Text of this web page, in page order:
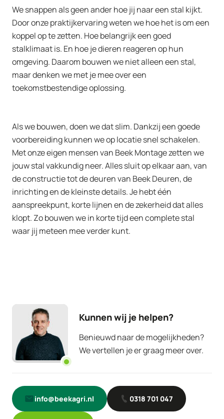
We snappen als geen ander hoe jij naar een stal kijkt.
Door onze praktijkervaring weten we hoe het is om een
koppel op te zetten. Hoe belangrijk een goed
stalklimaat is. En hoe je dieren reageren op hun
omgeving. Daarom bouwen we niet alleen een stal,
maar denken we met je mee over een
toekomstbestendige oplossing.
Als we bouwen, doen we dat slim. Dankzij een goede
voorbereiding kunnen we op locatie snel schakelen.
Met onze eigen mensen van BeekMontage zetten we
jouw stal vakkundig neer. Alles sluit op elkaar aan, van
de constructie tot de deuren van Beek Deuren, de
inrichting en de kleinste details. Je hebt één
aanspreekpunt, korte lijnen en de zekerheid dat alles
klopt. Zo bouwen we in korte tijd een complete stal
waar jij meteen mee verder kunt.
Kunnen wij je helpen?
Benieuwd naar de mogelijkheden?
We vertellen je er graag meer over.
info@beekagri.nl 0318 701 047